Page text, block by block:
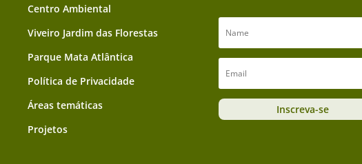
Centro Ambiental
Viveiro Jardim das Florestas
Parque Mata Atlântica
Política de Privacidade
Áreas temáticas
Projetos
Inscreva-se